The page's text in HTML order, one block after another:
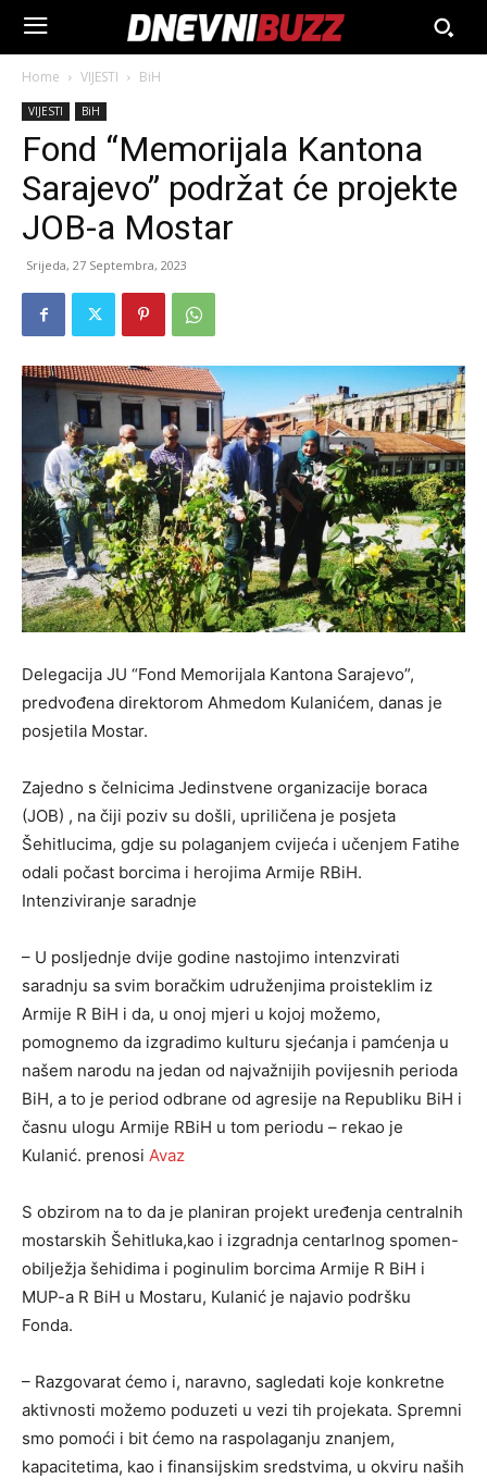
Home VIJESTI BiH
VIJESTI BiH
Fond “Memorijala Kantona
Sarajevo” podržat će projekte
JOB-a Mostar
Srijeda, 27 Septembra, 2023
Delegacija JU “Fond Memorijala Kantona Sarajevo”,
predvođena direktorom Ahmedom Kulanićem, danas je
posjetila Mostar.
Zajedno s čelnicima Jedinstvene organizacije boraca
(JOB) , na čiji poziv su došli, upriličena je posjeta
Šehitlucima, gdje su polaganjem cvijeća i učenjem Fatihe
odali počast borcima i herojima Armije RBiH.
Intenziviranje saradnje
– U posljednje dvije godine nastojimo intenzvirati
saradnju sa svim boračkim udruženjima proisteklim iz
Armije R BiH i da, u onoj mjeri u kojoj možemo,
pomognemo da izgradimo kulturu sjećanja i pamćenja u
našem narodu na jedan od najvažnijih povijesnih perioda
BiH, a to je period odbrane od agresije na Republiku BiH i
časnu ulogu Armije RBiH u tom periodu – rekao je
Kulanić. prenosi Avaz
S obzirom na to da je planiran projekt uređenja centralnih
mostarskih Šehitluka,kao i izgradnja centarlnog spomen-
obilježja šehidima i poginulim borcima Armije R BiH i
MUP-a R BiH u Mostaru, Kulanić je najavio podršku
Fonda.
– Razgovarat ćemo i, naravno, sagledati koje konkretne
aktivnosti možemo poduzeti u vezi tih projekata. Spremni
smo pomoći i bit ćemo na raspolaganju znanjem,
kapacitetima, kao i finansijskim sredstvima, u okviru naših